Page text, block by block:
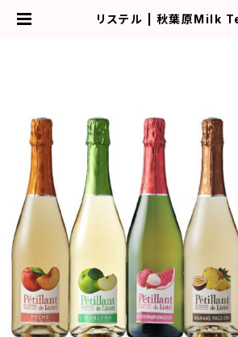
リステル | 秋葉原Milk